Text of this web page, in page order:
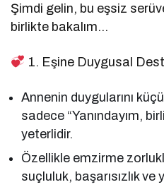
Şimdi gelin, bu eşsiz
birlikte bakalım…
1. Eşine Duygusal
Annenin duygularını
sadece “Yanındayım,
yeterlidir.
Özellikle emzirme
suçluluk, başarısızlık